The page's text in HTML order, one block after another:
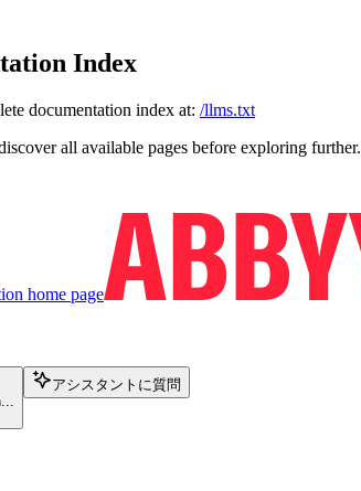
Index
documentation index at: /llms.txt
all available pages before exploring further.
home page
アシスタントに質問